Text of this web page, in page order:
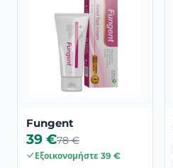
Fungent
39 €78 €
Εξοικονομήστε 39 €